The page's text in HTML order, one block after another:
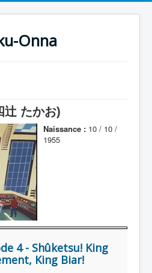
Onna
たかお)
Naissance : 10 / 10 /
1955
4 - Shûketsu! King
King Biar!